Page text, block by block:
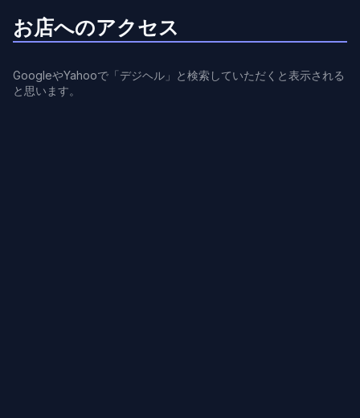
お店へのアクセス
GoogleやYahooで「デジヘル」と検索していただくと表示される
と思います。